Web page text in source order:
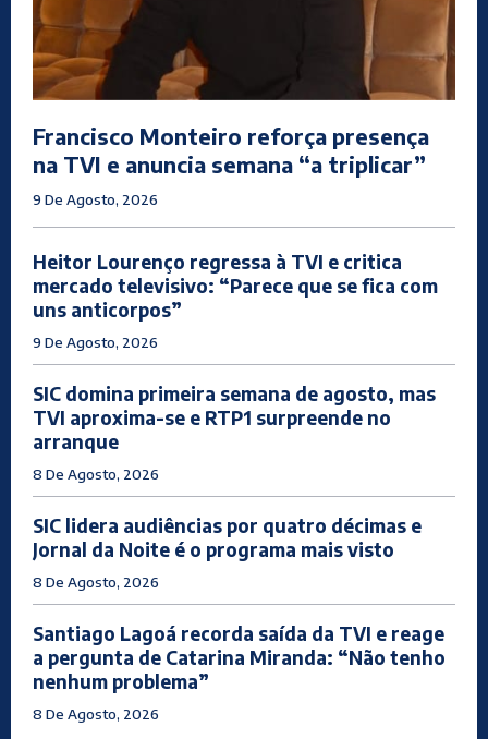
Francisco Monteiro reforça presença
na TVI e anuncia semana “a triplicar”
9 De Agosto, 2026
Heitor Lourenço regressa à TVI e critica
mercado televisivo: “Parece que se fica com
uns anticorpos”
9 De Agosto, 2026
SIC domina primeira semana de agosto, mas
TVI aproxima-se e RTP1 surpreende no
arranque
8 De Agosto, 2026
SIC lidera audiências por quatro décimas e
Jornal da Noite é o programa mais visto
8 De Agosto, 2026
Santiago Lagoá recorda saída da TVI e reage
a pergunta de Catarina Miranda: “Não tenho
nenhum problema”
8 De Agosto, 2026